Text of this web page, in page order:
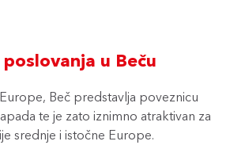
u Beču
Beč predstavlja poveznicu
te je zato iznimno atraktivan za
srednje i istočne Europe.